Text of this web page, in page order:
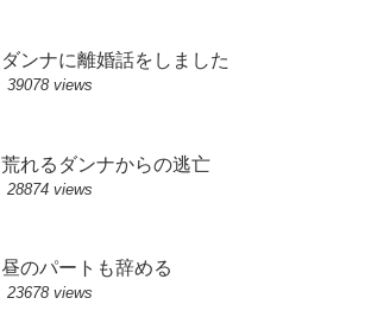
ダンナに離婚話をしました
39078 views
荒れるダンナからの逃亡
28874 views
昼のパートも辞める
23678 views